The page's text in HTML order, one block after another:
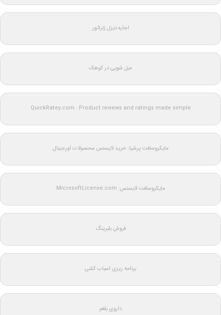
اجاره دیزل ژنراتور
مبل شویی در کوهک
QuickRatey.com : Product reviews and ratings made simple
مایکروسافت پرشیا: خرید لایسنس محصولات اورجینال
مایکروسافت لایسنس: MicrosoftLicense.com
فروش بلبرینگ
برنامه ریزی اسباب کشی
داروی بلغم